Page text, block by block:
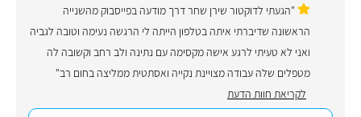
"‏הגעתי לדוקטור שירן שחר דרך מודעה בפייסבוק מהשנייה
הראשונה שדיברתי איתה בטלפון הייתה לי הרגשה נעימה וטובה לגביה
ואני לא טעיתי לרגע אישה מקסימה עם נתינה ולב רחב וקשובה לה
מטפלים שלה עבודה מצויינת נקייה ואסתטית ממליצה בחום רב"
לקריאת חוות הדעת